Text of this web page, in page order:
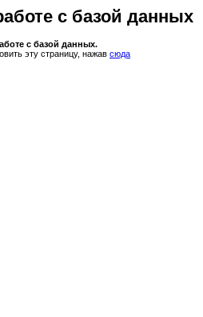
с базой данных
с базой данных.
эту страницу, нажав сюда